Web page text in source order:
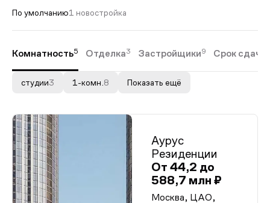
По умолчанию1 новостройка
Комнатность5 Отделка3 Застройщики9 Срок сдачи
студии3 1-комн. 8 Показать ещё
Аурус
Резиденции
От 44,2 до
588,7 млн ₽
Москва, ЦАО,